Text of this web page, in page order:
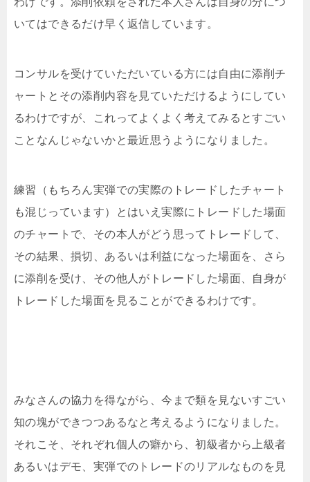
いてはできるだけ早く返信しています。
コンサルを受けていただいている方には自由に添削チ
ャートとその添削内容を見ていただけるようにしてい
るわけですが、これってよくよく考えてみるとすごい
ことなんじゃないかと最近思うようになりました。
練習（もちろん実弾での実際のトレードしたチャート
も混じっています）とはいえ実際にトレードした場面
のチャートで、その本人がどう思ってトレードして、
その結果、損切、あるいは利益になった場面を、さら
に添削を受け、その他人がトレードした場面、自身が
トレードした場面を見ることができるわけです。
みなさんの協力を得ながら、今まで類を見ないすごい
知の塊ができつつあるなと考えるようになりました。
それこそ、それぞれ個人の癖から、初級者から上級者
あるいはデモ、実弾でのトレードのリアルなものを見